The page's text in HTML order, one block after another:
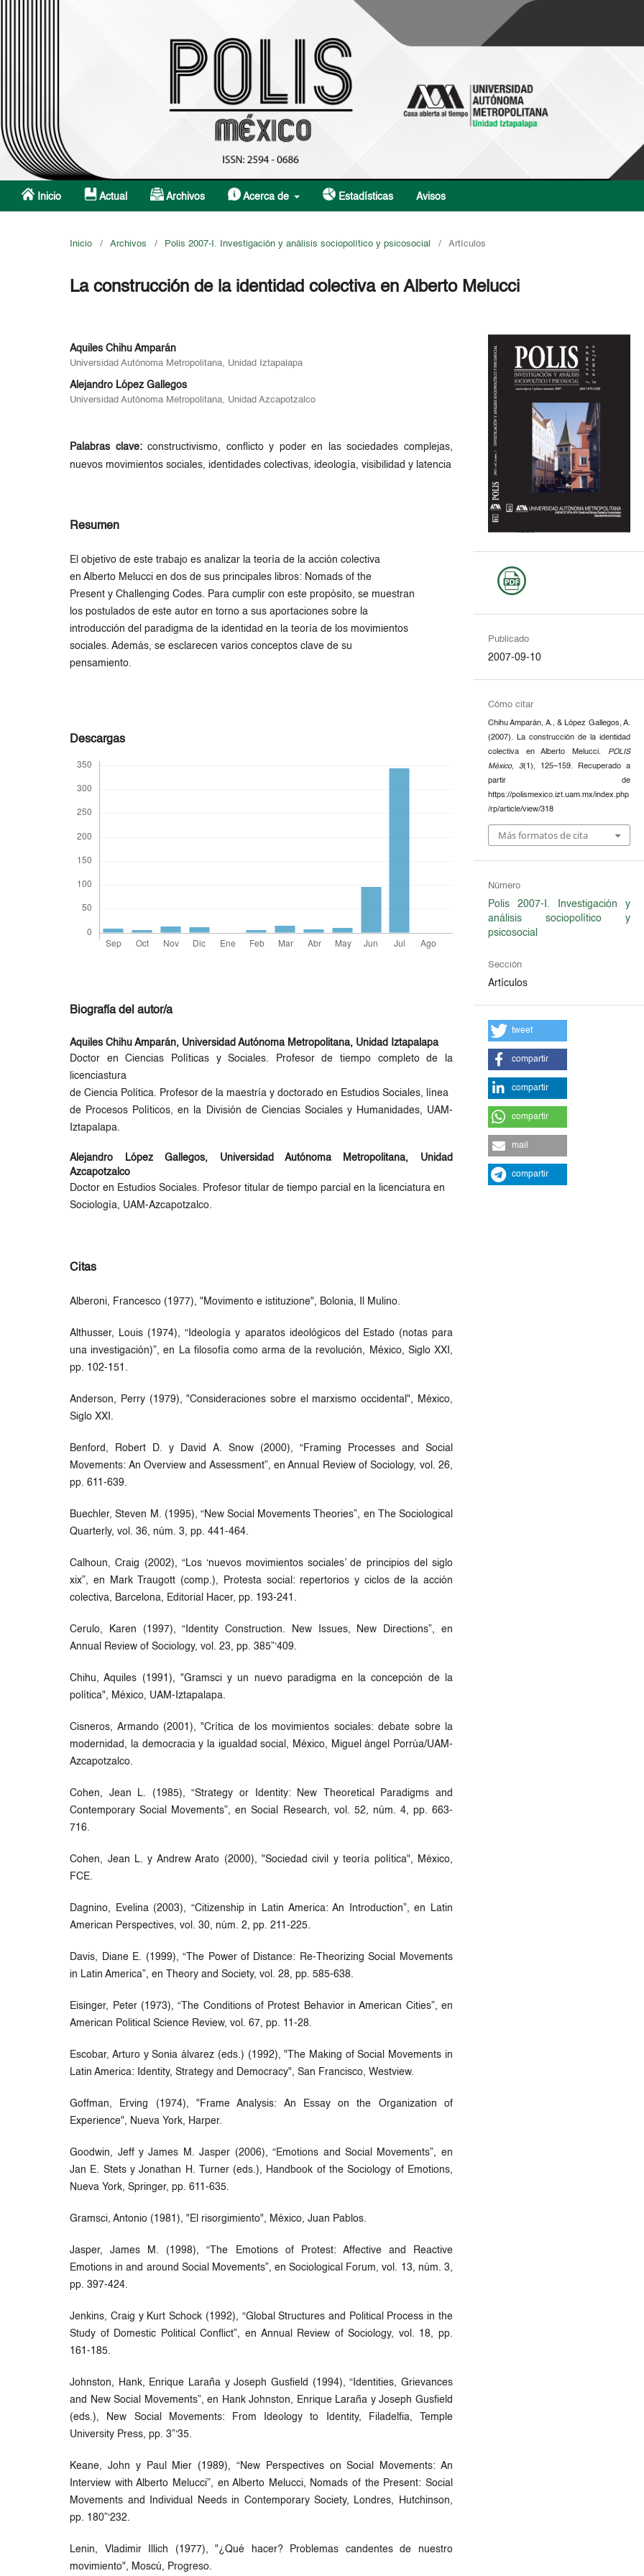
Inicio Actual Archivos Acerca de Estadísticas Avisos
Inicio / Archivos / Polis 2007-I. Investigación y análisis sociopolítico y psicosocial / Artículos
La construcción de la identidad colectiva en Alberto Melucci
Aquiles Chihu Amparán
Universidad Autónoma Metropolitana, Unidad Iztapalapa
Alejandro López Gallegos
Universidad Autónoma Metropolitana, Unidad Azcapotzalco
Palabras clave:constructivismo, conflicto y poder en las sociedades complejas,
nuevos movimientos sociales, identidades colectivas, ideología, visibilidad y latencia
Resumen
El objetivo de este trabajo es analizar la teoría de la acción colectiva
en Alberto Melucci en dos de sus principales libros: Nomads of the
Present y Challenging Codes. Para cumplir con este propósito, se muestran
los postulados de este autor en torno a sus aportaciones sobre la
introducción del paradigma de la identidad en la teoría de los movimientos
sociales. Además, se esclarecen varios conceptos clave de su
pensamiento.
Descargas
Biografía del autor/a
Aquiles Chihu Amparán, Universidad Autónoma Metropolitana, Unidad Iztapalapa
Doctor en Ciencias Políticas y Sociales. Profesor de tiempo completo de la
licenciastura
de Ciencia Política. Profesor de la maestría y doctorado en Estudios Sociales, línea
de Procesos Políticos, en la División de Ciencias Sociales y Humanidades, UAM-
Iztapalapa.
Alejandro López Gallegos,
Universidad Autónoma Metropolitana, Unidad
Azcapotzalco
Doctor en Estudios Sociales. Profesor titular de tiempo parcial en la licenciatura en
Sociología, UAM-Azcapotzalco.
Citas
Alberoni, Francesco (1977), "Movimento e istituzione", Bolonia, Il Mulino.
Althusser, Louis (1974), “Ideología y aparatos ideológicos del Estado (notas para
una investigación)”, en La filosofía como arma de la revolución, México, Siglo XXI,
pp. 102-151.
Anderson, Perry (1979), "Consideraciones sobre el marxismo occidental", México,
Siglo XXI.
Benford, Robert D. y David A. Snow (2000), “Framing Processes and Social
Movements: An Overview and Assessment”, en Annual Review of Sociology, vol. 26,
pp. 611-639.
Buechler, Steven M. (1995), “New Social Movements Theories”, en The Sociological
Quarterly, vol. 36, núm. 3, pp. 441-464.
Calhoun, Craig (2002), “Los ‘nuevos movimientos sociales’ de principios del siglo
xix”, en Mark Traugott (comp.), Protesta social: repertorios y ciclos de la acción
colectiva, Barcelona, Editorial Hacer, pp. 193-241.
Cerulo, Karen (1997), “Identity Construction. New Issues, New Directions”, en
Annual Review of Sociology, vol. 23, pp. 385”‘409.
Chihu, Aquiles (1991), "Gramsci y un nuevo paradigma en la concepción de la
política", México, UAM-Iztapalapa.
Cisneros, Armando (2001), "Crítica de los movimientos sociales: debate sobre la
modernidad, la democracia y la igualdad social, México, Miguel ángel Porrúa/UAM-
Azcapotzalco.
Cohen, Jean L. (1985), “Strategy or Identity: New Theoretical Paradigms and
Contemporary Social Movements”, en Social Research, vol. 52, núm. 4, pp. 663-
716.
Cohen, Jean L. y Andrew Arato (2000), "Sociedad civil y teoría política", México,
FCE.
Dagnino, Evelina (2003), “Citizenship in Latin America: An Introduction”, en Latin
American Perspectives, vol. 30, núm. 2, pp. 211-225.
Davis, Diane E. (1999), “The Power of Distance: Re-Theorizing Social Movements
in Latin America”, en Theory and Society, vol. 28, pp. 585-638.
Eisinger, Peter (1973), “The Conditions of Protest Behavior in American Cities”, en
American Political Science Review, vol. 67, pp. 11-28.
Escobar, Arturo y Sonia álvarez (eds.) (1992), "The Making of Social Movements in
Latin America: Identity, Strategy and Democracy", San Francisco, Westview.
Goffman, Erving (1974), "Frame Analysis: An Essay on the Organization of
Experience", Nueva York, Harper.
Goodwin, Jeff y James M. Jasper (2006), “Emotions and Social Movements”, en
Jan E. Stets y Jonathan H. Turner (eds.), Handbook of the Sociology of Emotions,
Nueva York, Springer, pp. 611-635.
Gramsci, Antonio (1981), "El risorgimiento", México, Juan Pablos.
Jasper, James M. (1998), “The Emotions of Protest: Affective and Reactive
Emotions in and around Social Movements”, en Sociological Forum, vol. 13, núm. 3,
pp. 397-424.
Jenkins, Craig y Kurt Schock (1992), “Global Structures and Political Process in the
Study of Domestic Political Conflict”, en Annual Review of Sociology, vol. 18, pp.
161-185.
Johnston, Hank, Enrique Laraña y Joseph Gusfield (1994), “Identities, Grievances
and New Social Movements”, en Hank Johnston, Enrique Laraña y Joseph Gusfield
(eds.), New Social Movements: From Ideology to Identity, Filadelfia, Temple
University Press, pp. 3”‘35.
Keane, John y Paul Mier (1989), “New Perspectives on Social Movements: An
Interview with Alberto Melucci”, en Alberto Melucci, Nomads of the Present: Social
Movements and Individual Needs in Contemporary Society, Londres, Hutchinson,
pp. 180”‘232.
Lenin, Vladimir Illich (1977), "¿Qué hacer? Problemas candentes de nuestro
movimiento", Moscú, Progreso.
Publicado
2007-09-10
Cómo citar
Chihu Amparán, A., & López Gallegos, A.
(2007). La construcción de la identidad
colectiva en Alberto Melucci.
POLIS
México, 3(1), 125–159. Recuperado a
partir de
https://polismexico.izt.uam.mx/index.php
/rp/article/view/318
Más formatos de cita
Número
Polis 2007-I. Investigación y
análisis sociopolítico y
psicosocial
Sección
Artículos
tweet
compartir
compartir
compartir
mail
compartir